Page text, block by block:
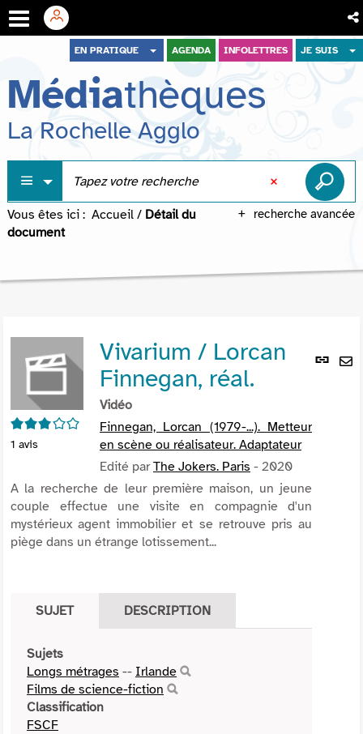
menu
contenu
recherche
EN PRATIQUE AGENDA INFOLETTRES JE SUIS
Médiathèques
La Rochelle Agglo
recherche avancée
Vous êtes ici : Accueil / Détail du
document
Lien
3/5
1 avis
Vivarium / Lorcan
Finnegan, réal.
Vidéo
Finnegan, Lorcan (1979-...). Metteur
en scène ou réalisateur. Adaptateur
Edité parThe Jokers. Paris - 2020
A la recherche de leur première maison, un jeune
couple effectue une visite en compagnie d'un
mystérieux agent immobilier et se retrouve pris au
piège dans un étrange lotissement...
SUJET DESCRIPTION
Sujets
Longs métrages -- Irlande
Films de science-fiction
Classification
FSCF